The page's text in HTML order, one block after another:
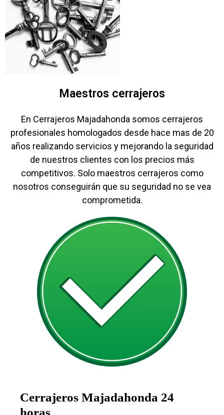
Maestros cerrajeros
En Cerrajeros Majadahonda somos cerrajeros
profesionales homologados desde hace mas de 20
años realizando servicios y mejorando la seguridad
de nuestros clientes con los precios más
competitivos. Solo maestros cerrajeros como
nosotros conseguirán que su seguridad no se vea
comprometida.
Cerrajeros Majadahonda 24
horas